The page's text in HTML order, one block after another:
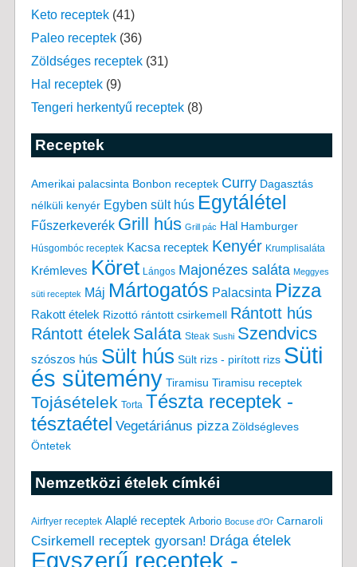
Keto receptek(41)
Paleo receptek(36)
Zöldséges receptek(31)
Hal receptek(9)
Tengeri herkentyű receptek(8)
Receptek
Amerikai palacsinta Bonbon receptek Curry Dagasztás
nélküli kenyér Egyben sült hús Egytálétel
Fűszerkeverék Grill hús Grill pác Hal Hamburger
Húsgombóc receptek Kacsa receptek Kenyér Krumplisaláta
Krémleves Köret Lángos Majonézes saláta Meggyes
süti receptek Máj Mártogatós Palacsinta Pizza
Rakott ételek Rizottó rántott csirkemell Rántott hús
Rántott ételek Saláta Steak Sushi Szendvics
szószos hús Sült hús Sült rizs - pirított rizs Süti
és sütemény Tiramisu Tiramisu receptek
Tojásételek Torta Tészta receptek -
tésztaétel Vegetáriánus pizza Zöldségleves
Öntetek
Nemzetközi ételek címkéi
Airfryer receptek Alaplé receptek Arborio Bocuse d'Or Carnaroli
Csirkemell receptek gyorsan! Drága ételek
Egyszerű receptek -